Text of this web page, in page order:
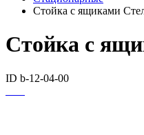
Стойка с ящиками
Стойка с
ID b-12-04-00